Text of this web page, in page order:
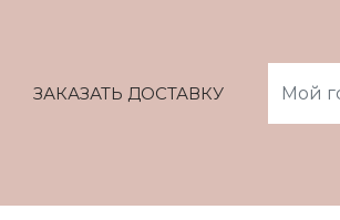
ЗАКАЗАТЬ ДОСТАВКУ